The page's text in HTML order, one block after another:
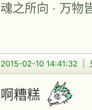
魂之所向 · 万物
2015-02-10 14:41:32
啊糟糕